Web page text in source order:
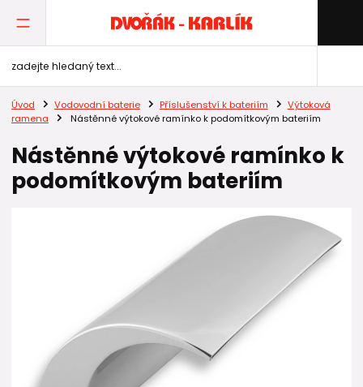
Úvod Vodovodní baterie Příslušenství k bateriím
Výtoková
ramena
Nástěnné výtokové ramínko k podomítkovým bateriím
Nástěnné výtokové ramínko k
podomítkovým bateriím